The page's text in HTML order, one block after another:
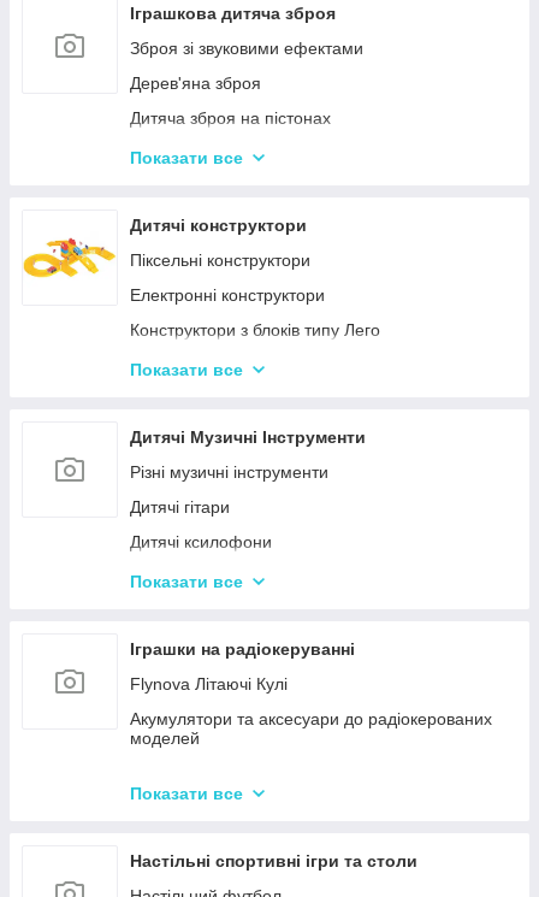
Дитячий іграшковий інструмент
Іграшкові роботи-трансформери
Ігрові рольові набори для хлопчиків
Іграшкова дитяча зброя
Зброя зі звуковими ефектами
Дерев'яна зброя
Дитяча зброя на пістонах
Дитячі водяні пістолети, автомати
Дитячі іграшкові луки, стріли, арбалети
Іграшкові пістолети
Дитячі пістолети, гвинтівки з м'якими кулями
Показати все
Дитячі конструктори
Піксельні конструктори
Електронні конструктори
Конструктори з блоків типу Лего
Конструктор для малюків з великими деталями
Тривимірні пазли-конструктори
Металеві конструктори
Показати все
Дитячі Музичні Інструменти
Різні музичні інструменти
Дитячі гітари
Дитячі ксилофони
Дитячі Синтезатори та Піаніно
Показати все
Іграшки на радіокеруванні
Flynova Літаючі Кулі
Акумулятори та аксесуари до радіокерованих
моделей
Показати все
Настільні спортивні ігри та столи